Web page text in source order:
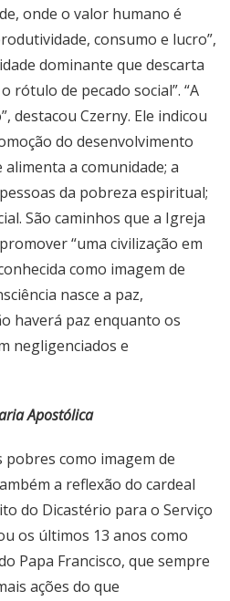
onde o valor humano é
consumo e lucro”,
dominante que descarta
rótulo de pecado social”. “A
destacou Czerny. Ele indicou
do desenvolvimento
a comunidade; a
da pobreza espiritual;
São caminhos que a Igreja
“uma civilização em
como imagem de
nasce a paz,
haverá paz enquanto os
negligenciados e
Apostólica
como imagem de
a reflexão do cardeal
do Dicastério para o Serviço
os últimos 13 anos como
Papa Francisco, que sempre
ações do que